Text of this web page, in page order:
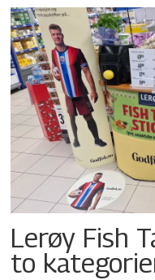
Lerøy Fish
to